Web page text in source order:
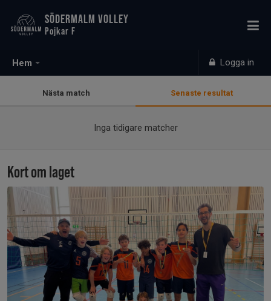
Hem Logga in
SÖDERMALM VOLLEY
Pojkar F
Nästa match Senaste resultat
Inga tidigare matcher
Kort om laget